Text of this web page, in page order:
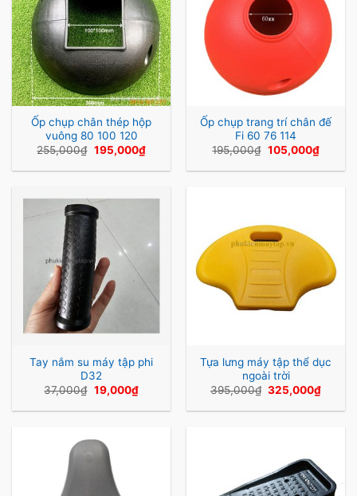
Ốp chụp chân thép hộp
vuông 80 100 120
255,000₫ Giá
là:
195,000₫Giá
hiện
tại
Ốp chụp trang trí chân đế
Fi 60 76 114
195,000₫ Giá
là:
105,000₫Giá
hiện
tại
Tay nắm su máy tập phi
D32
37,000₫ Giá
gốc
là:
19,000₫Giá
hiện
tại
Tựa lưng máy tập thể dục
ngoài trời
395,000₫ Giá
là:
325,000₫Giá
tại